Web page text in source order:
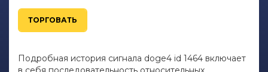
ТОРГОВАТЬ
Подробная история сигнала doge4 id 1464 включает